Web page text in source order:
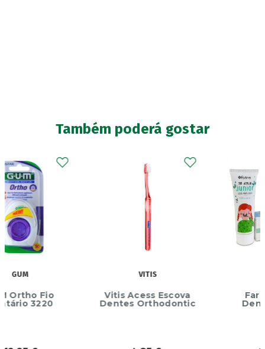
Também poderá gostar
Vitis Acess Escova
Dentes Orthodontic
Farline Pasta
Dentes Junior